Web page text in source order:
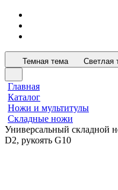
Темная тема Светлая
Главная
Каталог
Ножи и мультитулы
Складные ножи
Универсальный складной
D2, рукоять G10